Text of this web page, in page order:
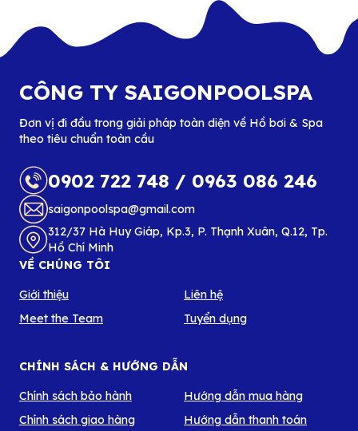
CÔNG TY SAIGONPOOLSPA
Đơn vị đi đầu trong giải pháp toàn diện về Hồ bơi & Spa
theo tiêu chuẩn toàn cầu
0902 722 748 / 0963 086 246
saigonpoolspa@gmail.com
312/37 Hà Huy Giáp, Kp.3, P. Thạnh Xuân, Q.12, Tp.
Hồ Chí Minh
VỀ CHÚNG TÔI
Giới thiệu
Meet the Team
Liên hệ
Tuyển dụng
CHÍNH SÁCH & HƯỚNG DẪN
Chính sách bảo hành
Chính sách giao hàng
Hướng dẫn mua hàng
Hướng dẫn thanh toán